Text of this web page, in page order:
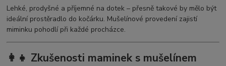
Lehké, prodyšné a příjemné na dotek – přesně takové by mělo být
ideální prostěradlo do kočárku. Mušelínové provedení zajistí
miminku pohodlí při každé procházce.
👩‍👧 Zkušenosti maminek s mušelínem